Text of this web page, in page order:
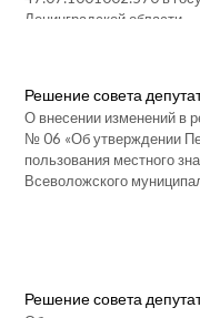
Ленинградской области
Решение совета
О внесении изменений в
№ 06 «Об утверждении
пользования местного
Всеволожского
Решение совета